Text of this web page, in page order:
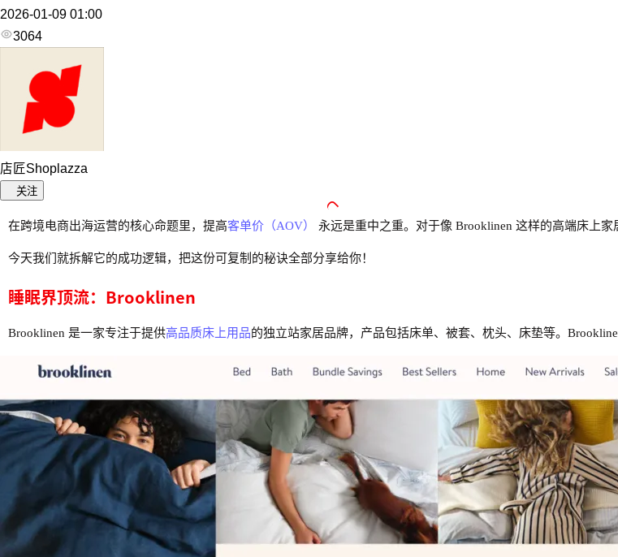
2026-01-09 01:00
3064
店匠Shoplazza
关注
在跨境电商出海运营的核心命题里，提高客单价（AOV） 永远是重中之重。对于像 Brooklinen 这样的高端床上家
今天我们就拆解它的成功逻辑，把这份可复制的秘诀全部分享给你！
睡眠界顶流：Brooklinen
Brooklinen 是一家专注于提供高品质床上用品的独立站家居品牌，产品包括床单、被套、枕头、床垫等。